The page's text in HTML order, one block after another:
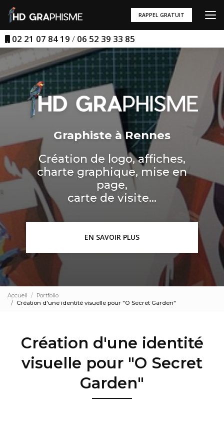
au
contenu
principal
02 21 07 84 19 / 06 52 39 33 85
RAPPEL GRATUIT
Graphiste à Rennes
Création de logo, affiches,
charte graphique, mise en
page,
carte de visite...
EN SAVOIR PLUS
Accueil
Portfolio
Création d'une identité visuelle pour "O Secret Garden"
Création d'une identité
visuelle pour "O Secret
Garden"